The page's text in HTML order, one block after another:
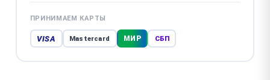
ПРИНИМАЕМ КАРТЫ
VISA Mastercard МИР СБП